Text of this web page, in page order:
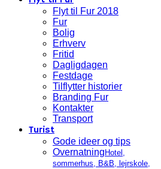
Flyt til Fur 2018
Fur
Bolig
Erhverv
Fritid
Dagligdagen
Festdage
Tilflytter historier
Branding Fur
Kontakter
Transport
Turist
Gode ideer og tips
Overnatning Hotel,
sommerhus, B&B, lejrskole,